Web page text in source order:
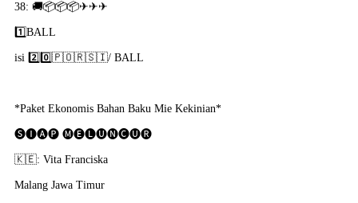
38: 🚚📦📦📦✈✈✈
1️⃣BALL
isi 2️⃣0️⃣🇵​🇴​🇷​🇸​🇮​/ BALL
*Paket Ekonomis Bahan Baku Mie Kekinian*
🅢🅘🅐🅟 🅜🅔🅛🅤🅝🅒🅤🅡
🇰​🇪: Vita Franciska
Malang Jawa Timur